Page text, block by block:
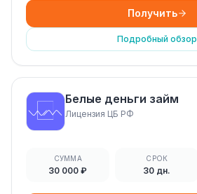
Получить
Подробный обзор
Белые деньги займ
Лицензия ЦБ РФ
СУММА
30 000 ₽
СРОК
30 дн.